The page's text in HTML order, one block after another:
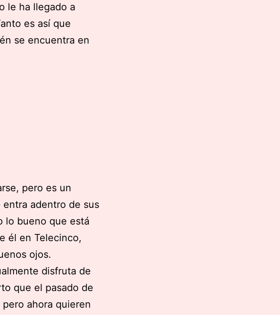
le ha llegado a
es así que
se encuentra en
pero es un
adentro de sus
lo bueno que está
él en Telecinco,
ojos.
disfruta de
que el pasado de
ahora quieren